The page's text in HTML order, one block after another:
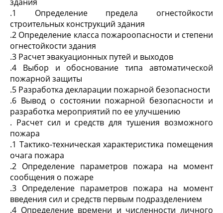
.1 Определение предела огнестойкости
строительных конструкций здания
.2 Определение класса пожароопасности и степени
огнестойкости здания
.3 Расчет эвакуационных путей и выходов
.4 Выбор и обоснование типа автоматической
пожарной защиты
.5 Разработка декларации пожарной безопасности
.6 Вывод о состоянии пожарной безопасности и
разработка мероприятий по ее улучшению
. Расчет сил и средств для тушения возможного
пожара
.1 Тактико-техническая характеристика помещения
очага пожара
.2 Определение параметров пожара на момент
сообщения о пожаре
.3 Определение параметров пожара на момент
введения сил и средств первым подразделением
.4 Определение времени и численности личного